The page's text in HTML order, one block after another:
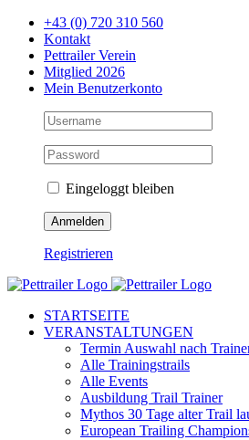
Zum
Inhalt
springen
+43 (0) 720 310 560
Kontakt
Pettrailer Verein
Mitglied 2026
Mein Benutzerkonto
Eingeloggt bleiben
Registrieren
Facebook
X
YouTube
Instagram
STARTSEITE
VERANSTALTUNGEN
Termin Auswahl nach
Alle Trainingstrails
Alle Events
Ausbildung Trail Trainer
Mythos 30 Tage alter Trail
European Trailing